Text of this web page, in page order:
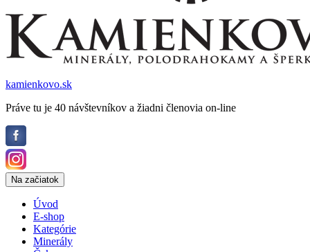
kamienkovo.sk
Práve tu je 40 návštevníkov a žiadni členovia on-line
Na začiatok
Úvod
E-shop
Kategórie
Minerály